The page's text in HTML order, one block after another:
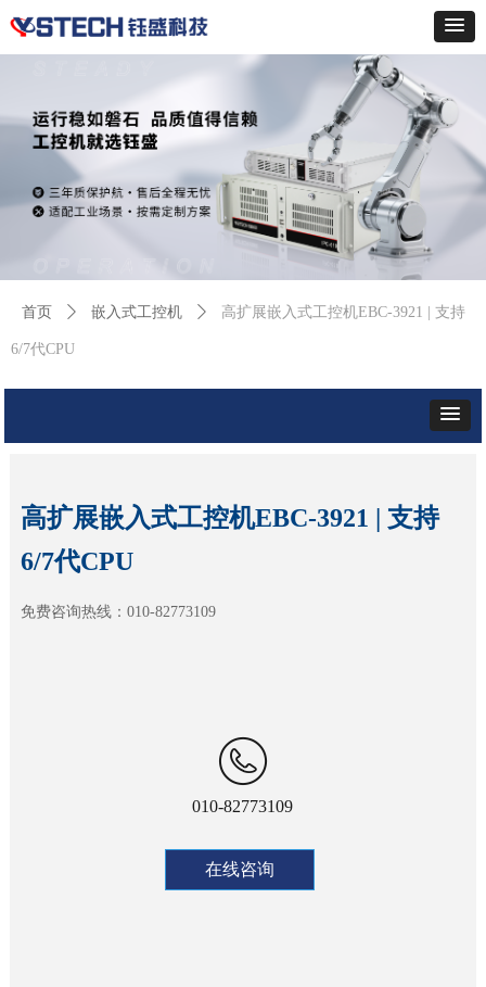
首页 ꄲ 嵌入式工控机 ꄲ 高扩展嵌入式工控机EBC-3921 | 支持
6/7代CPU
高扩展嵌入式工控机EBC-3921 | 支持
6/7代CPU
免费咨询热线：010-82773109
在线咨询
010-82773109